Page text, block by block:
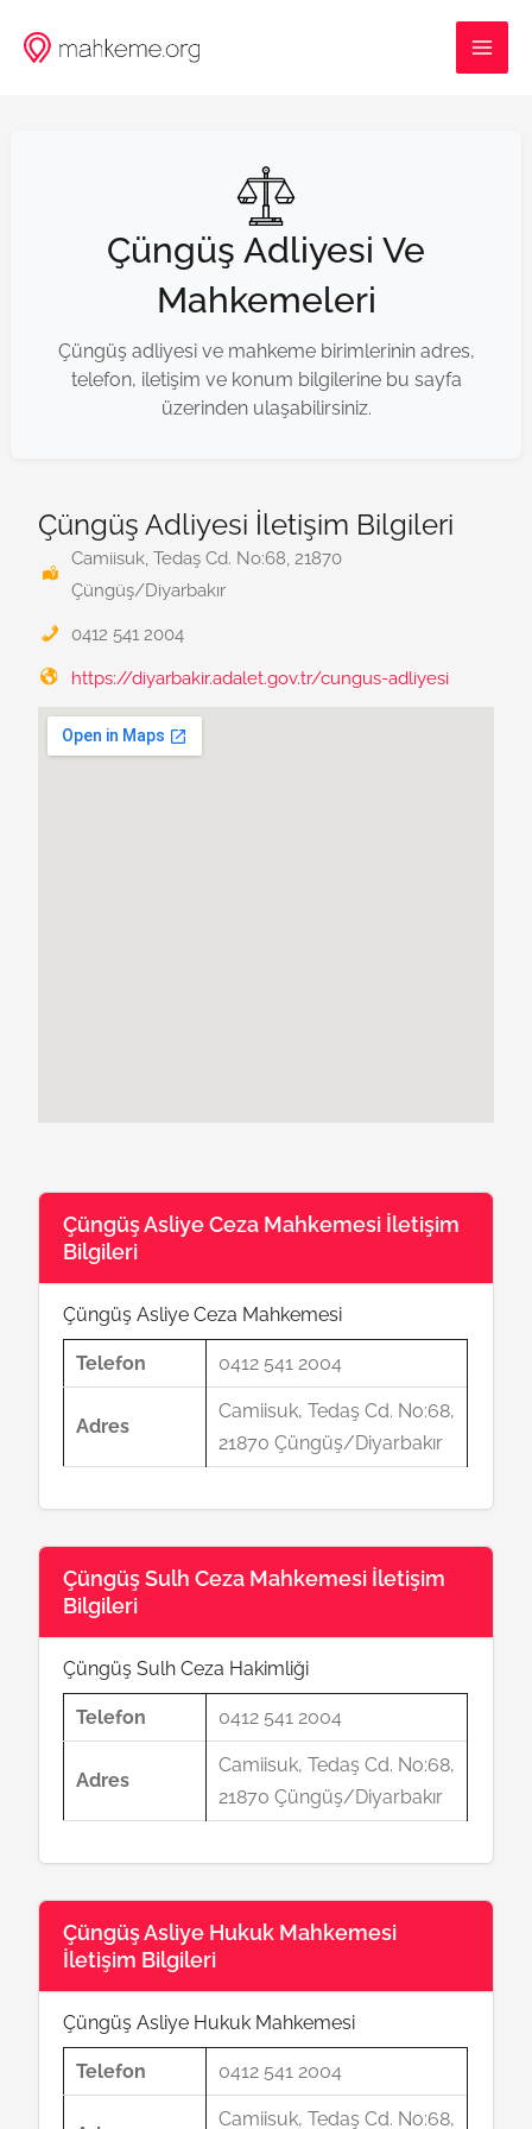
atla
Çüngüş Adliyesi Ve
Mahkemeleri
Çüngüş adliyesi ve mahkeme birimlerinin adres,
telefon, iletişim ve konum bilgilerine bu sayfa
üzerinden ulaşabilirsiniz.
Çüngüş Asliye Ceza Mahkemesi İletişim
Bilgileri
Çüngüş Asliye Ceza Mahkemesi
Telefon 0412 541 2004
Adres
Camiisuk, Tedaş Cd. No:68,
21870 Çüngüş/Diyarbakır
Çüngüş Sulh Ceza Mahkemesi İletişim
Bilgileri
Çüngüş Sulh Ceza Hakimliği
Telefon 0412 541 2004
Adres
Camiisuk, Tedaş Cd. No:68,
21870 Çüngüş/Diyarbakır
Çüngüş Asliye Hukuk Mahkemesi
İletişim Bilgileri
Çüngüş Asliye Hukuk Mahkemesi
Telefon 0412 541 2004
Camiisuk, Tedaş Cd. No:68,
Çüngüş Adliyesi İletişim Bilgileri
Camiisuk, Tedaş Cd. No:68, 21870
Çüngüş/Diyarbakır
0412 541 2004
https://diyarbakir.adalet.gov.tr/cungus-adliyesi